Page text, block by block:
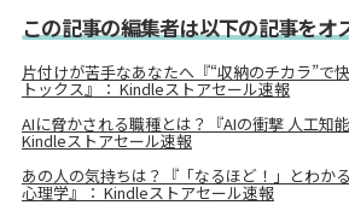
この記事の編集者は以下の記事をオ
片付けが苦手なあなたへ『“収納のチカラ”で
トックス』： Kindleストアセール速報
AIに脅かされる職種とは？『AIの衝撃 人工知
Kindleストアセール速報
あの人の気持ちは？『「なるほど！」とわか
心理学』： Kindleストアセール速報